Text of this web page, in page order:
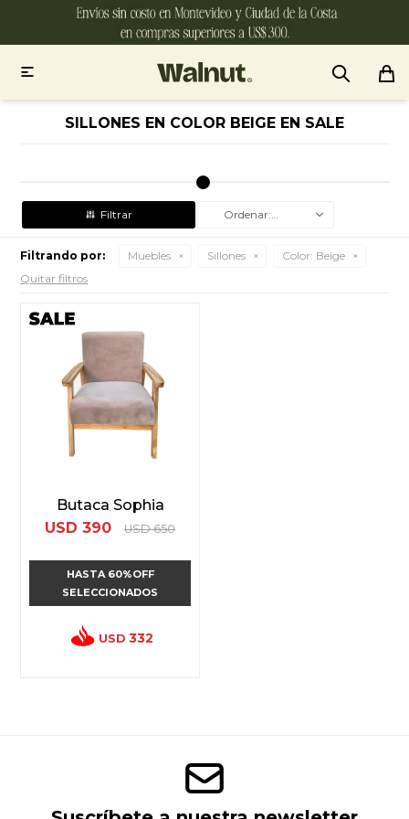

SILLONES EN COLOR BEIGE EN SALE
Recomendados
Filtrando por: Muebles Sillones Color: Beige
Quitar filtros
Butaca Sophia
USD 390 USD 650
HASTA 60%OFF
SELECCIONADOS
USD 332